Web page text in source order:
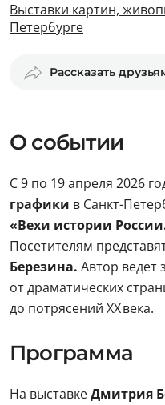
Выставки картин,
Петербурге
Рассказать
О событии
С 9 по 19 апреля 2026
графики в Санкт-
«Вехи истории
Посетителям
Березина. Автор ведет
от драматических
до потрясений XX века.
Программа
На выставкеДмитрия